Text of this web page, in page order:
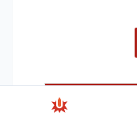
サービス名